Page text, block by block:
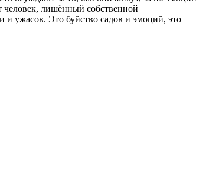
человек, лишённый собственной
и ужасов. Это буйство садов и эмоций, это